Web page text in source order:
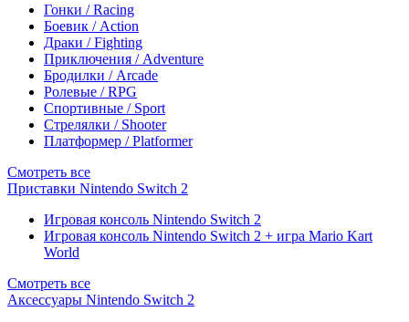
Гонки / Racing
Боевик / Action
Драки / Fighting
Приключения / Adventure
Бродилки / Arcade
Ролевые / RPG
Спортивные / Sport
Стрелялки / Shooter
Платформер / Platformer
Смотреть все
Приставки Nintendo Switch 2
Игровая консоль Nintendo Switch 2
Игровая консоль Nintendo Switch 2 + игра Mario Kart
World
Смотреть все
Аксессуары Nintendo Switch 2